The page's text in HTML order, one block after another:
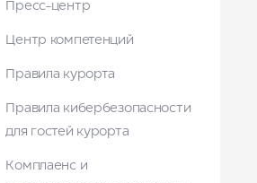
Пресс-центр
Центр компетенций
Правила курорта
Правила кибербезопасности
для гостей курорта
Комплаенс и